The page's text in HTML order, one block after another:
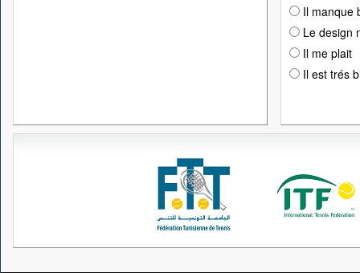
Il manque
Le design
Il me plait
Il est trés